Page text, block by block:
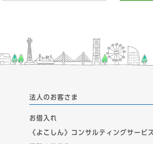
法人のお客さま
お借入れ
《よこしん》コンサルティングサービス